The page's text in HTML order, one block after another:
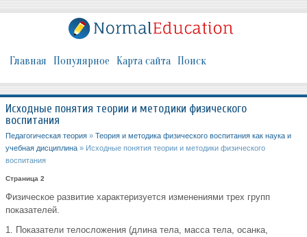
Главная Популярное Карта сайта Поиск
Исходные понятия теории и методики физического
воспитания
Педагогическая теория » Теория и методика физического воспитания как наука и
учебная дисциплина » Исходные понятия теории и методики физического
воспитания
Страница 2
Физическое развитие характеризуется изменениями трех групп
показателей.
1. Показатели телосложения (длина тела, масса тела, осанка,